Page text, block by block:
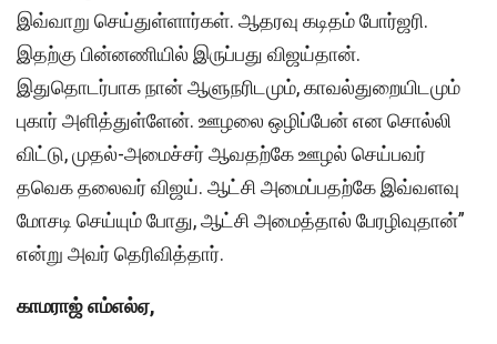
இவ்வாறு செய்துள்ளார்கள். ஆதரவு கடிதம் போர்ஜரி.
இதற்கு பின்னணியில் இருப்பது விஜய்தான்.
இதுதொடர்பாக நான் ஆளுநரிடமும், காவல்துறையிடமும்
புகார் அளித்துள்ளேன். ஊழலை ஒழிப்பேன் என சொல்லி
விட்டு, முதல்-அமைச்சர் ஆவதற்கே ஊழல் செய்பவர்
தவெக தலைவர் விஜய். ஆட்சி அமைப்பதற்கே இவ்வளவு
மோசடி செய்யும் போது, ஆட்சி அமைத்தால் பேரழிவுதான்”
என்று அவர் தெரிவித்தார்.
காமராஜ் எம்எல்ஏ,